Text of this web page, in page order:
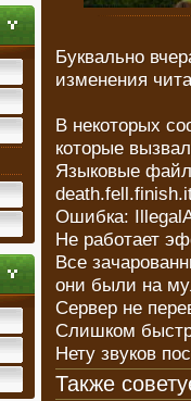
Буквально
изменения
В некоторых
которые
Языковые
Ошибка:
Не работает
Все
они были на
Сервер не
Слишком
Нету звуков
Также